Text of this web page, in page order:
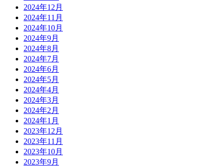
2024年12月
2024年11月
2024年10月
2024年9月
2024年8月
2024年7月
2024年6月
2024年5月
2024年4月
2024年3月
2024年2月
2024年1月
2023年12月
2023年11月
2023年10月
2023年9月